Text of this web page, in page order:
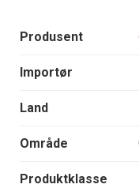
Produsent
Importør
Land
Område
Produktklasse